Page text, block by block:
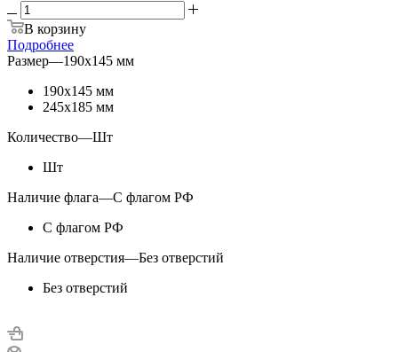
В корзину
Подробнее
Размер—190х145 мм
190х145 мм
245х185 мм
Количество—Шт
Шт
Наличие флага—С флагом РФ
С флагом РФ
Наличие отверстия—Без отверстий
Без отверстий